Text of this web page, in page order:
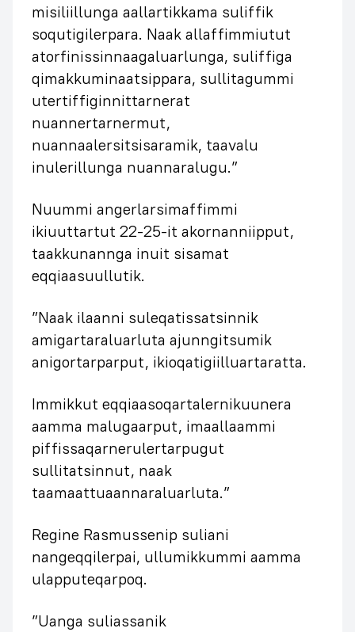
misiliillunga aallartikkama suliffik
soqutigilerpara. Naak allaffimmiutut
atorfinissinnaagaluarlunga, suliffiga
qimakkuminaatsippara, sullitagummi
utertiffiginnittarnerat
nuannertarnermut,
nuannaalersitsisaramik, taavalu
inulerillunga nuannaralugu.”
Nuummi angerlarsimaffimmi
ikiuuttartut 22-25-it akornanniipput,
taakkunannga inuit sisamat
eqqiaasuullutik.
”Naak ilaanni suleqatissatsinnik
amigartaraluarluta ajunngitsumik
anigortarparput, ikioqatigiilluartaratta.
Immikkut eqqiaasoqartalernikuunera
aamma malugaarput, imaallaammi
piffissaqarnerulertarpugut
sullitatsinnut, naak
taamaattuaannaraluarluta.”
Regine Rasmussenip suliani
nangeqqilerpai, ullumikkummi aamma
ulapputeqarpoq.
”Uanga suliassanik